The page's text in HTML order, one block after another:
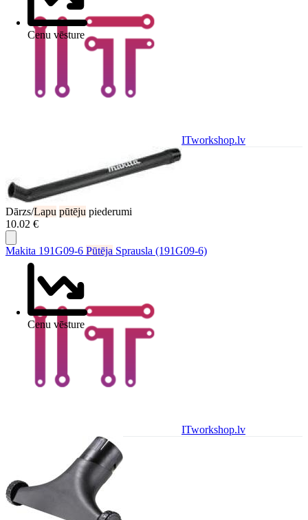
Cenu vēsture
ITworkshop.lv
Dārzs/Lapu pūtēju piederumi
10.02 €
Cenu vēsture
Makita 191G09-6 Pūtēja Sprausla (191G09-6)
ITworkshop.lv